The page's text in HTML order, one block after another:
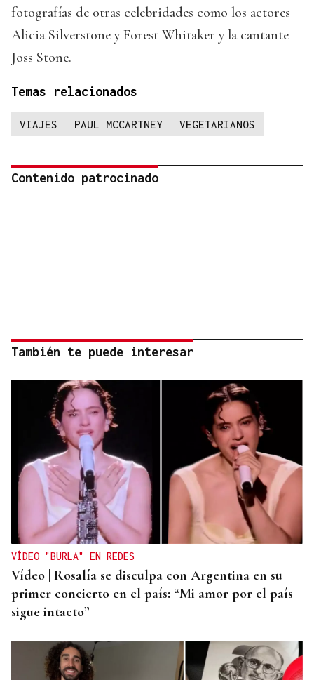
fotografías de otras celebridades como los actores
Alicia Silverstone y Forest Whitaker y la cantante
Joss Stone.
Temas relacionados
VIAJES PAUL MCCARTNEY VEGETARIANOS
Contenido patrocinado
También te puede interesar
VÍDEO "BURLA" EN REDES
Vídeo | Rosalía se disculpa con Argentina en su
primer concierto en el país: “Mi amor por el país
sigue intacto”